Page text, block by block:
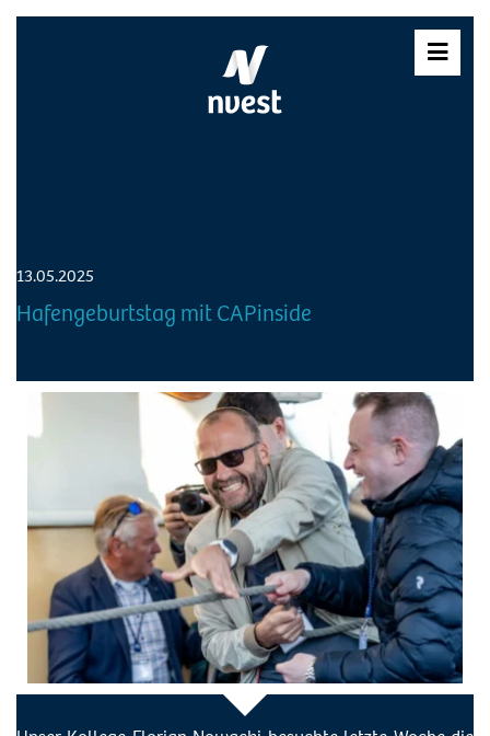
13.05.2025
Hafengeburtstag mit CAPinside